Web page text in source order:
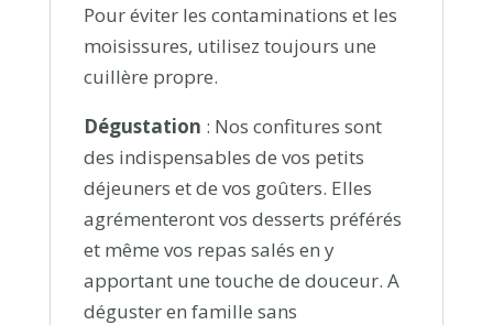
Pour éviter les contaminations et les
moisissures, utilisez toujours une
cuillère propre.
Dégustation : Nos confitures sont
des indispensables de vos petits
déjeuners et de vos goûters. Elles
agrémenteront vos desserts préférés
et même vos repas salés en y
apportant une touche de douceur. A
déguster en famille sans